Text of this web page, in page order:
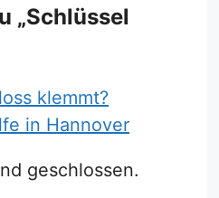
„Schlüssel
klemmt?
in Hannover
geschlossen.